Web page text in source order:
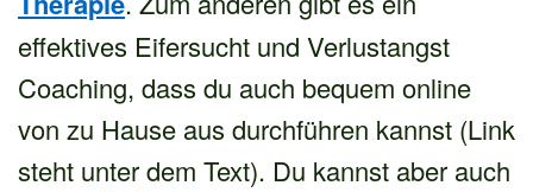
effektives Eifersucht und Verlustangst
Coaching, dass du auch bequem online
von zu Hause aus durchführen kannst (Link
steht unter dem Text). Du kannst aber auch